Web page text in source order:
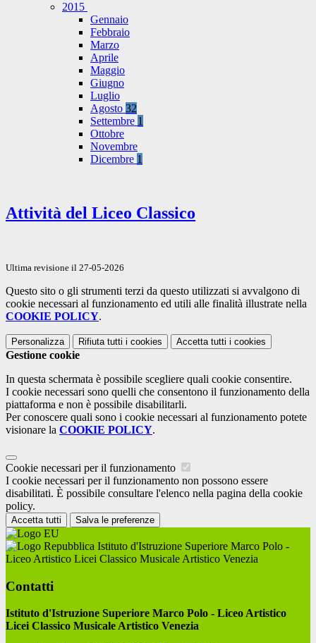
2015
Gennaio
Febbraio
Marzo
Aprile
Maggio
Giugno
Luglio
Agosto 32
Settembre 1
Ottobre
Novembre
Dicembre 1
Attività del Liceo Classico
Ultima revisione il 27-05-2026
Questo sito o gli strumenti terzi da questo utilizzati si avvalgono di
cookie necessari al funzionamento ed utili alle finalità illustrate nella
COOKIE POLICY.
Personalizza Rifiuta tutti i cookies Accetta tutti i cookies
Gestione cookie
In questa schermata è possibile scegliere quali cookie consentire.
I cookie necessari sono quelli che consentono il funzionamento della
piattaforma e non è possibile disabilitarli.
Per conoscere quali sono i cookie necessari al funzionamento potete
visionare la COOKIE POLICY.
Cookie necessari per il funzionamento
I cookie necessari per il funzionamento non possono essere
disabilitati. È possibile consultare l'elenco nella pagina della cookie
policy.
Accetta tutti Salva le preferenze
Istituto d'Istruzione Superiore Marco Polo -
Liceo Artistico Licei Classico Musicale Artistico Venezia
Contatti
Istituto d'Istruzione Superiore Marco Polo - Liceo Artistico
Licei Classico Musicale Artistico Venezia